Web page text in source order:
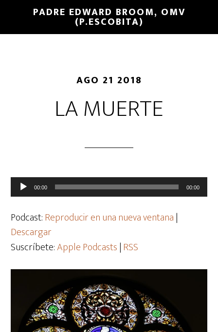
PADRE EDWARD BROOM, OMV
(P.ESCOBITA)
AGO 21 2018
LA MUERTE
Reproductor
de
audio
00:00 00:00
Podcast:Reproducir en una nueva ventana|
Descargar
Suscríbete:Apple Podcasts|RSS